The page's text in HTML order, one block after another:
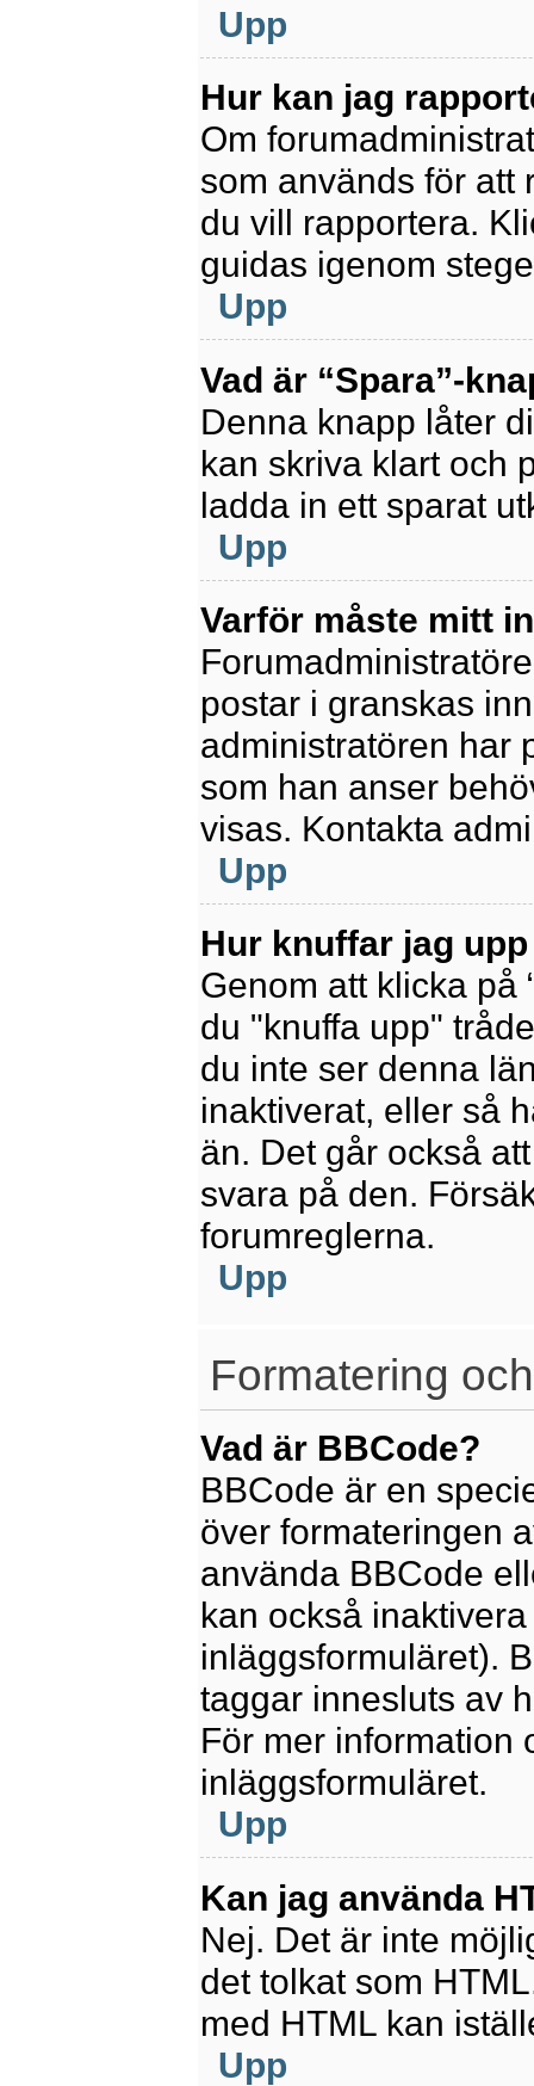
Upp
Hur kan jag
Om
som används för att
du vill rapportera.
guidas igenom
Upp
Vad är “Spara”-
Denna knapp låter
kan skriva klart och
ladda in ett sparat
Upp
Varför måste mitt
postar i granskas
administratören har
som han anser
visas. Kontakta
Upp
Hur knuffar jag
Genom att klicka på
du "knuffa upp"
du inte ser denna
inaktiverat, eller så
än. Det går också
svara på den.
forumreglerna.
Upp
Formatering
Vad är BBCode?
BBCode är en
över formateringen
använda BBCode
kan också
inläggsformuläret).
taggar innesluts av
För mer information
inläggsformuläret.
Upp
Kan jag använda
Nej. Det är inte
det tolkat som
med HTML kan
Upp